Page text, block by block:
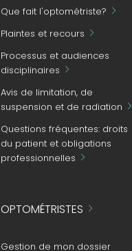
Que fait l'optométriste?
Plaintes et recours
Processus et audiences
disciplinaires
Avis de limitation, de
suspension et de radiation
Questions fréquentes: droits
du patient et obligations
professionnelles
OPTOMÉTRISTES
Gestion de mon dossier